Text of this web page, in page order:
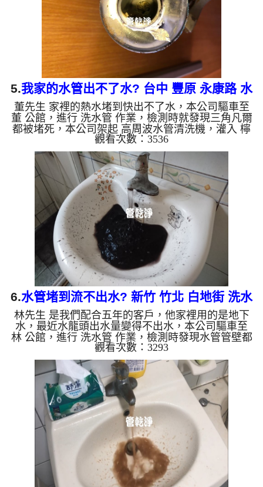
會跟石...
5.我家的水管出不了水? 台中 豐原 永康路 水
管清洗
董先生 家裡的熱水堵到快出不了水，本公司驅車至
董 公館，進行 洗水管 作業，檢測時就發現三角凡爾
都被堵死，本公司架起 高周波水管清洗機，灌入 檸
檬酸水 至管路裡面，等了約15分，開啟 水管清洗機
，啟動 螺旋波 模式，一開始就洗出黃色的髒水，顏
色越來越深，如下圖片影片，一個多小時後，出水量
恢復正常了!! 如是自來水，如水管老化，會產生鐵鏽
跟泥沙堆積，洗出來的水就會是咖啡色，地下水含有
氧化錳，管壁上會結成黑色管垢，洗出來的水會跟石
油一樣黑，有些洗出綠色的水，是因為裡面有銅的物
質，生鏽產生銅...
觀看次數：3536
6.水管堵到流不出水? 新竹 竹北 白地街 洗水
管
林先生 是我們配合五年的客戶，他家裡用的是地下
水，最近水龍頭出水量變得不出水，本公司驅車至
林 公館，進行 洗水管 作業，檢測時發現水管管壁都
是黑色管垢，堵到幾乎沒有空隙，本公司架起 高周
波水管清洗機，灌入 檸檬酸水 至管路裡面，等了約
15分，開啟 水管清洗機 ，啟動 脈衝波 模式，一開始
就洗出黑色的髒水，看起來跟仙草茶一樣，後面變的
跟石油一樣黑，如下圖片影片，過程中常常堵到不出
水，改用特殊工法，三個多小時後， 水變清澈出水
量也恢復正常了!! 如是自來水，如水管老化，會產生
鐵鏽跟泥沙堆積，...
觀看次數：3293